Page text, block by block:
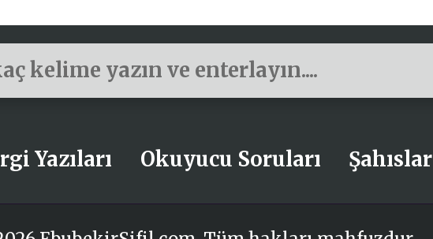
Yazıları Okuyucu Soruları Şahıslar